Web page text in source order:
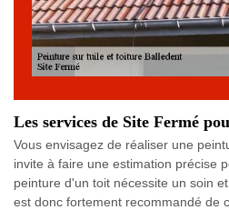
Les services de Site Fermé
Vous envisagez de réaliser une
invite à faire une estimation précise
peinture d'un toit nécessite un soin
est donc fortement recommandé de